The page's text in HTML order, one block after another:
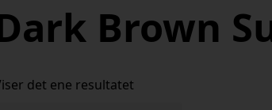
Brown
det ene resultatet